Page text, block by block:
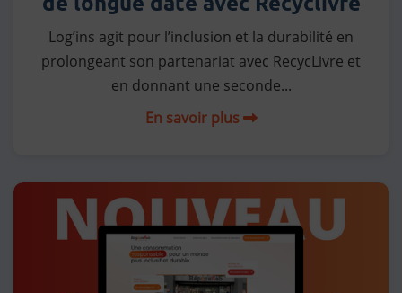
Log’ins agit pour l’inclusion et la durabilité en
prolongeant son partenariat avec RecycLivre et
en donnant une seconde...
En savoir plus